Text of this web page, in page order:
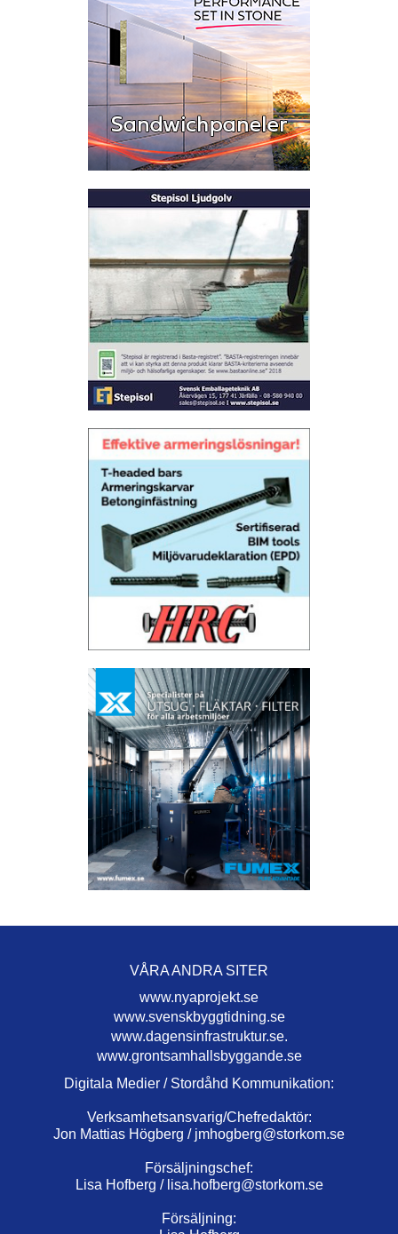
VÅRA ANDRA SITER
www.nyaprojekt.se
www.svenskbyggtidning.se
www.dagensinfrastruktur.se.
www.grontsamhallsbyggande.se
Digitala Medier / Stordåhd Kommunikation:
Verksamhetsansvarig/Chefredaktör:
Jon Mattias Högberg / jmhogberg@storkom.se
Försäljningschef:
Lisa Hofberg / lisa.hofberg@storkom.se
Försäljning: